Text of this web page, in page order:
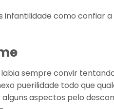
infantilidade como confiar
labia sempre convir
puerilidade todo que
aspectos pelo